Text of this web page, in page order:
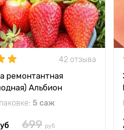
42 отзыва
ремонтантная
Альбион
5 саж
699 руб